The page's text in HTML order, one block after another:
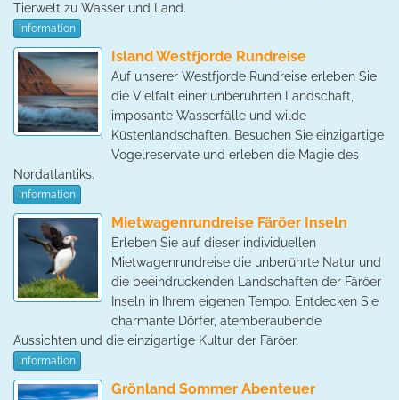
Tierwelt zu Wasser und Land.
Information
Island Westfjorde Rundreise
Auf unserer Westfjorde Rundreise erleben Sie
die Vielfalt einer unberührten Landschaft,
imposante Wasserfälle und wilde
Küstenlandschaften. Besuchen Sie einzigartige
Vogelreservate und erleben die Magie des
Nordatlantiks.
Information
Mietwagenrundreise Färöer Inseln
Erleben Sie auf dieser individuellen
Mietwagenrundreise die unberührte Natur und
die beeindruckenden Landschaften der Färöer
Inseln in Ihrem eigenen Tempo. Entdecken Sie
charmante Dörfer, atemberaubende
Aussichten und die einzigartige Kultur der Färöer.
Information
Grönland Sommer Abenteuer